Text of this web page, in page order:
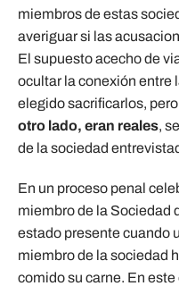
miembros de estas
averiguar si las
El supuesto acecho de
ocultar la conexión entre
elegido sacrificarlos,
otro lado, eran reales,
de la sociedad
En un proceso penal
miembro de la Sociedad
estado presente cuando
miembro de la sociedad
comido su carne. En